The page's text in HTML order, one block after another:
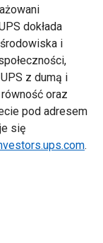
dokłada
i
z dumą i
oraz
pod adresem
się
.